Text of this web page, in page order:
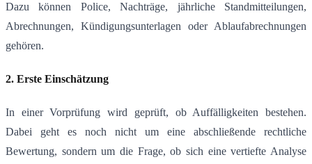
Dazu können Police, Nachträge, jährliche Standmitteilungen,
Abrechnungen, Kündigungsunterlagen oder Ablaufabrechnungen
gehören.
2. Erste Einschätzung
In einer Vorprüfung wird geprüft, ob Auffälligkeiten bestehen.
Dabei geht es noch nicht um eine abschließende rechtliche
Bewertung, sondern um die Frage, ob sich eine vertiefte Analyse